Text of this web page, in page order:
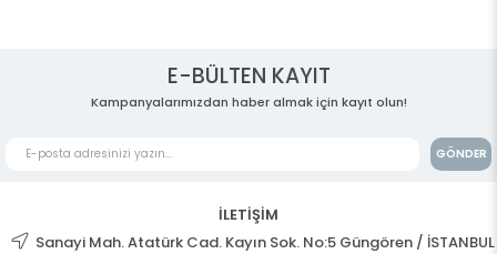
E-BÜLTEN KAYIT
Kampanyalarımızdan haber almak için kayıt olun!
GÖNDER
İLETİŞİM
Sanayi Mah. Atatürk Cad. Kayın Sok. No:5 Güngören / İSTANBUL